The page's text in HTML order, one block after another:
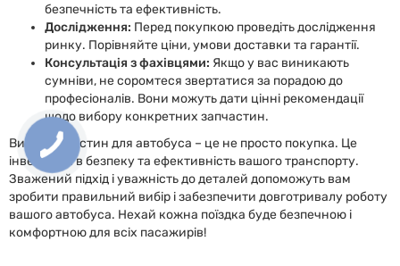
безпечність та ефективність.
Дослідження: Перед покупкою проведіть дослідження
ринку. Порівняйте ціни, умови доставки та гарантії.
Консультація з фахівцями: Якщо у вас виникають
сумніви, не соромтеся звертатися за порадою до
професіоналів. Вони можуть дати цінні рекомендації
щодо вибору конкретних запчастин.
Вибір запчастин для автобуса – це не просто покупка. Це
інвестиція в безпеку та ефективність вашого транспорту.
Зважений підхід і уважність до деталей допоможуть вам
зробити правильний вибір і забезпечити довготривалу роботу
вашого автобуса. Нехай кожна поїздка буде безпечною і
комфортною для всіх пасажирів!